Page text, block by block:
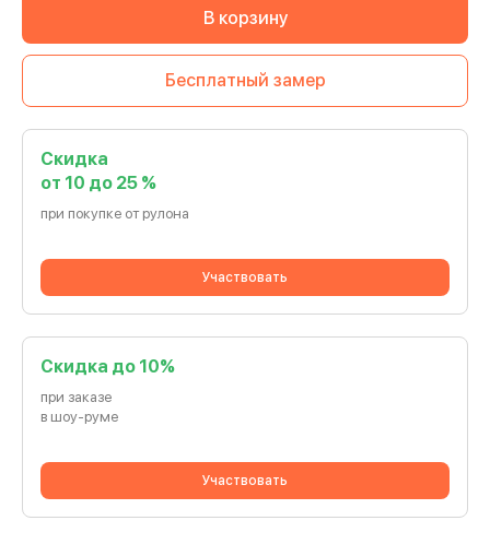
В корзину
Бесплатный замер
Скидка
от 10 до 25 %
при покупке от рулона
Участвовать
Cкидка до 10%
при заказе
в шоу-руме
Участвовать